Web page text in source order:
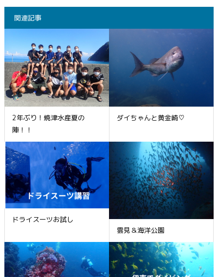
関連記事
2年ぶり！焼津水産夏の
陣！！
ダイちゃんと黄金崎♡
ドライスーツお試し
雲見＆海洋公園